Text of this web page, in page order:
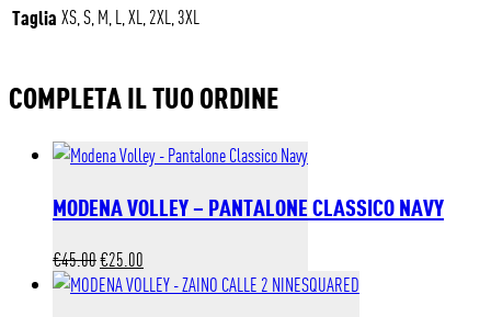
Taglia XS, S, M, L, XL, 2XL, 3XL
COMPLETA IL TUO ORDINE
MODENA VOLLEY – PANTALONE CLASSICO NAVY
€45.00Il
prezzo
€25.00
prezzo